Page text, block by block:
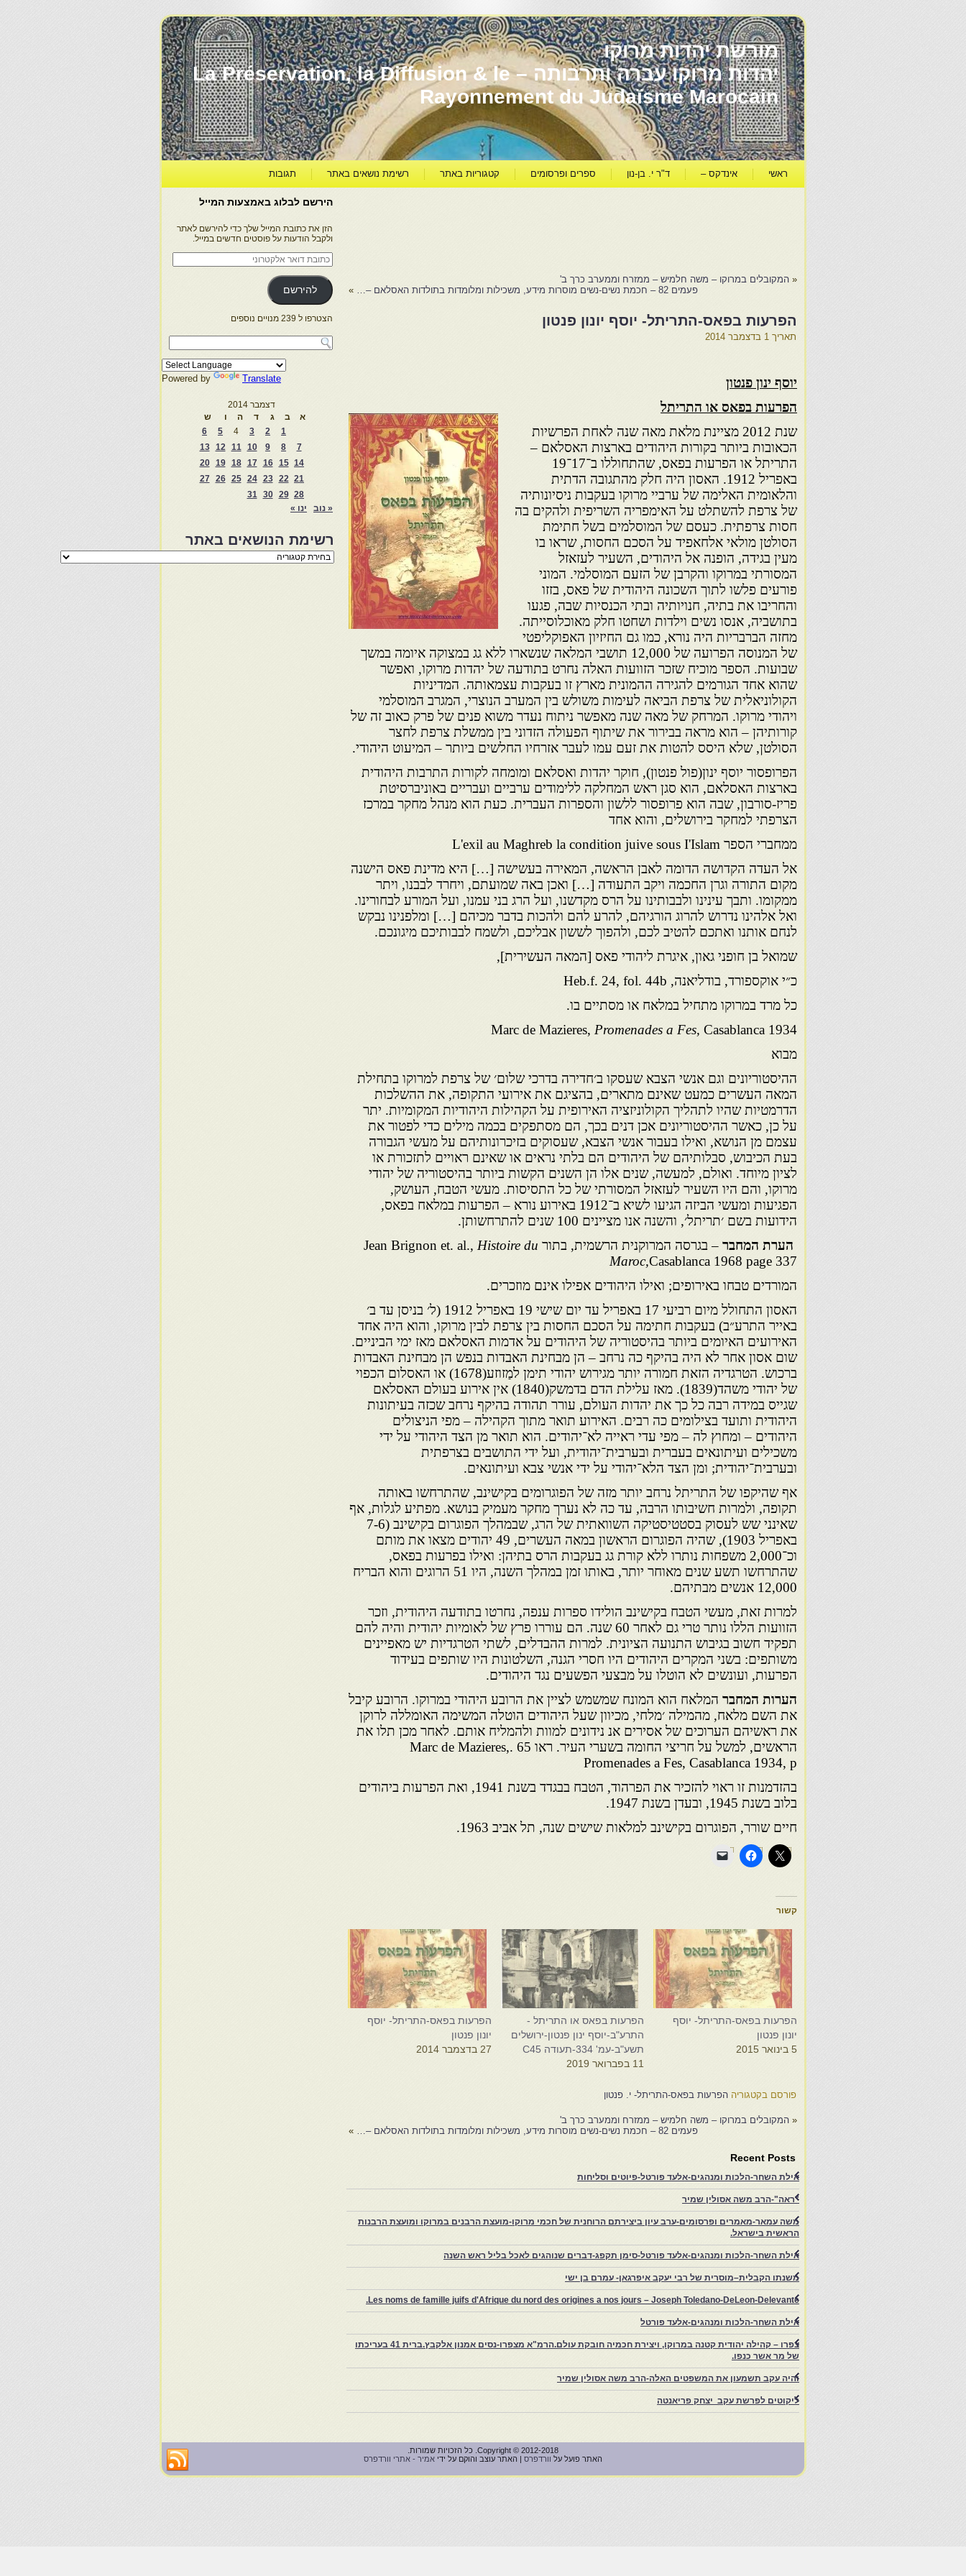
מורשת יהדות מרוקו
יהדות מרוקו עברה ותרבותה – La Préservation, la Diffusion & le
Rayonnement du Judaïsme Marocain
ראשי אינדקס – ד"ר י. בן-נון ספרים ופרסומים קטגוריות באתר רשימת נושאים באתר תגובות
« המקובלים במרוקו – משה חלמיש – ממזרח וממערב כרך ב'
פעמים 82 – חכמת נשים-נשים מוסרות מידע, משכילות ומלומדות בתולדות האסלאם –…
»
הפרעות בפאס-התריתל- יוסף יונון פנטון
תאריך 1 בדצמבר 2014
יוסף ינון פנטון
הפרעות בפאס או התריתל
שנת 2012 מציינת מלאת מאה שנה לאחת הפרשיות
הכאובות ביותר בקורות היהודים בארצות האסלאם –
התריתל או הפרעות בפאס, שהתחוללו ב־17־19
באפריל 1912. האסון היה חלק מהתגובה הדתית
והלאומית האלימה של ערביי מרוקו בעקבות ניסיונותיה
של צרפת להשתלט על האימפריה השריפית ולהקים בה
חסות צרפתית. כעסם של המוסלמים בשל חתימת
הסולטן מולאי אלחאפיד על הסכם החסות, שראו בו
מעין בגידה, הופנה אל היהודים, השעיר לעזאזל
המסורתי במרוקו והקרבן של הזעם המוסלמי. המוני
פורעים פלשו לתוך השכונה היהודית של פאס, בזזו
והחריבו את בתיה, חנויותיה ובתי הכנסיות שבה, פגעו
בתושביה, אנסו נשים וילדות ושחטו חלק מאוכלוסייתה.
מחזה הברבריות היה נורא, כמו גם החיזיון האפוקליפטי
של המנוסה הפרועה של 12,000 תושבי המלאה שנשארו ללא גג במצוקה איומה במשך
שבועות. הספר מוכיח שזכר הזוועות האלה נחרט בתודעה של יהדות מרוקו, ואפשר
שהוא אחד הגורמים להגירה ההמונית מארץ זו בעקבות עצמאותה. המדיניות
הקולוניאלית של צרפת הביאה לעימות משולש בין המערב הנוצרי, המגרב המוסלמי
ויהודי מרוקו. המרחק של מאה שנה מאפשר ניתוח נעדר משוא פנים של פרק כאוב זה של
קורותיהן – הוא מראה בבירור את שיתוף הפעולה הזדוני בין ממשלת צרפת לחצר
הסולטן, שלא היסס להטות את זעם עמו לעבר אזרחיו החלשים ביותר – המיעוט היהודי.
הפרופסור יוסף ינון(פול פנטון), חוקר יהדות ואסלאם ומומחה לקורות התרבות היהודית
בארצות האסלאם, הוא סגן ראש המחלקה ללימודים ערביים ועבריים באוניברסיטת
פריז-סורבון, שבה הוא פרופסור ללשון והספרות העברית. כעת הוא מנהל מחקר במרכז
הצרפתי למחקר בירושלים, והוא אחד
ממחברי הספר L'exil au Maghreb la condition juive sous I'Islam
אל העדה הקדושה הדומה לאבן הראשה, המאירה בעשישה […] היא מדינת פאס הישנה
מקום התורה וגרן החכמה ויקב התעודה […] ואכן באה שמועתם, ויחרד לבבנו, ויתר
ממקומו. ותבך עינינו ולבבותינו על הרס מקדשנו, ועל הרג בני עמנו, ועל המורע לבחורינו.
ואל אלהינו נדרוש להרוג הורגיהם, להרע להם ולהכות בדבר מכיהם […] ומלפנינו נבקש
לנחם אותנו ואתכם להטיב לכם, ולהפוך לששון אבליכם, ולשמח לבבותיכם מיגונכם.
שמואל בן חופני גאון, איגרת ליהודי פאס [המאה העשירית],
כ״י אוקספורד, בודליאנה, Heb.f. 24, fol. 44b
כל מרד במרוקו מתחיל במלאח או מסתיים בו.
Marc de Mazieres, Promenades a Fes, Casablanca 1934
מבוא
ההיסטוריונים וגם אנשי הצבא שעסקו ב׳חדירה בדרכי שלום׳ של צרפת למרוקו בתחילת
המאה העשרים כמעט שאינם מתארים, בהציגם את אירועי התקופה, את ההשלכות
הדרמטיות שהיו לתהליך הקולוניזציה האירופית על הקהילות היהודיות המקומיות. יתר
על כן, כאשר ההיסטוריונים אכן דנים בכך, הם מסתפקים בכמה מילים כדי לפטור את
עצמם מן הנושא, ואילו בעבור אנשי הצבא, שעסוקים בזיכרונותיהם על מעשי הגבורה
בעת הכיבוש, סבלותיהם של היהודים הם בלתי נראים או שאינם ראויים לתזכורת או
לציון מיוחד. ואולם, למעשה, שנים אלו הן השנים הקשות ביותר בהיסטוריה של יהודי
מרוקו, והם היו השעיר לעזאזל המסורתי של כל התסיסות. מעשי הטבח, העושק,
הפגיעות ומעשי הביזה הגיעו לשיא ב־1912 באירוע נורא – הפרעות במלאח בפאס,
הידועות בשם ׳תריתל׳, והשנה אנו מציינים 100 שנים להתרחשותן.
הערת המחבר – בגרסה המרוקנית הרשמית, בתור Jean Brignon et. al., Histoire du
Maroc,Casablanca 1968 page 337
המורדים טבחו באירופים; ואילו היהודים אפילו אינם מוזכרים.
האסון התחולל מיום רביעי 17 באפריל עד יום שישי 19 באפריל 1912 (ל׳ בניסן עד ב׳
באייר התרע״ב) בעקבות חתימה על הסכם החסות בין צרפת לבין מרוקו, והוא היה אחד
האירועים האיומים ביותר בהיסטוריה של היהודים על אדמות האסלאם מאז ימי הביניים.
שום אסון אחר לא היה בהיקף כה נרחב – הן מבחינת האבדות בנפש הן מבחינת האבדות
ברכוש. הטרגדיה הזאת חמורה יותר מגירוש יהודי תימן למַזוזע(1678) או האסלום הכפוי
של יהודי משהד(1839). מאז עלילת הדם בדמשק(1840) אין אירוע בעולם האסלאם
שגייס במידה רבה כל כך את יהדות העולם, עורר תהודה בהיקף נרחב שכזה בעיתונות
היהודית ותועד בצילומים כה רבים. האירוע תואר מתוך הקהילה – מפי הניצולים
היהודים – ומחוץ לה – מפי עדי ראייה לא־יהודים. הוא תואר מן הצד היהודי על ידי
משכילים ועיתונאים בעברית ובערבית־יהודית, ועל ידי התושבים בצרפתית
ובערבית־יהודית; ומן הצד הלא־יהודי על ידי אנשי צבא ועיתונאים.
אף שהיקפו של התריתל נרחב יותר מזה של הפוגרומים בקישינב, שהתרחשו באותה
תקופה, ולמרות חשיבותו הרבה, עד כה לא נערך מחקר מעמיק בנושא. מפתיע לגלות, אף
שאינני שש לעסוק בסטטיסטיקה השוואתית של הרג, שבמהלך הפוגרום בקישינב (7-6
באפריל 1903), שהיה הפוגרום הראשון במאה העשרים, 49 יהודים מצאו את מותם
וכ־2,000 משפחות נותרו ללא קורת גג בעקבות הרס בתיהן: ואילו בפרעות בפאס,
שהתרחשו תשע שנים מאוחר יותר, באותו זמן במהלך השנה, היו 51 הרוגים והוא הבריח
12,000 אנשים מבתיהם.
למרות זאת, מעשי הטבח בקישינב הולידו ספרות ענפה, נחרטו בתודעה היהודית, וזכר
הזוועות הללו נותר טרי גם לאחר 60 שנה. הם עוררו פרץ של לאומיות יהודית והיה להם
תפקיד חשוב בגיבוש התנועה הציונית. למרות ההבדלים, לשתי הטרגדיות יש מאפיינים
משותפים: בשני המקרים היהודים היו חסרי הגנה, השלטונות היו שותפים בעידוד
הפרעות, ועונשים לא הוטלו על מבצעי הפשעים נגד היהודים.
הערות המחבר המלאח הוא המונח שמשמש לציין את הרובע היהודי במרוקו. הרובע קיבל
את השם מלאח, מהמילה ׳מלחי, מכיוון שעל היהודים הוטלה המשימה האומללה לרוקן
את ראשיהם הערוכים של אסירים אנ נידונים למוות ולהמליח אותם. לאחר מכן תלו את
הראשים, למשל על חריצי החומה בשערי העיר. ראו 65 .Marc de Mazieres,
Promenades a Fes, Casablanca 1934, p
בהזדמנות זו ראוי להזכיר את הפרהוד, הטבח בבגדד בשנת 1941, ואת הפרעות ביהודים
בלוב בשנת 1945, ובעדן בשנת 1947.
חיים שורר, הפוגרום בקישינב למלאות שישים שנה, תל אביב 1963.
קשור
הפרעות בפאס-התריתל- יוסף
יונון פנטון
5 בינואר 2015
הפרעות בפאס או התריתל -
התרע"ב-יוסף ינון פנטון-ירושלים
תשע"ב-עמ' 334-תעודה C45
11 בפברואר 2019
הפרעות בפאס-התריתל- יוסף
יונון פנטון
27 בדצמבר 2014
פורסם בקטגוריה הפרעות בפאס-התריתל- י. פנטון
« המקובלים במרוקו – משה חלמיש – ממזרח וממערב כרך ב'
פעמים 82 – חכמת נשים-נשים מוסרות מידע, משכילות ומלומדות בתולדות האסלאם –…
»
Recent Posts
אילת השחר-הלכות ומנהגים-אלעד פורטל-פיוטים וסליחות
"ראה"-הרב משה אסולין שמיר
משה עמאר-מאמרים ופרסומים-ערב עיון ביצירתם הרוחנית של חכמי מרוקו-מועצת הרבנים במרוקו ומועצת הרבנות
הראשית בישראל.
אילת השחר-הלכות ומנהגים-אלעד פורטל-סימן תקפג-דברים שנוהגים לאכל בליל ראש השנה
משנתו הקבלית–מוסרית של רבי יעקב איפרגאן- עמרם בן ישי
Les noms de famille juifs d'Afrique du nord des origines a nos jours – Joseph Toledano-DeLeon-Delevante.
אילת השחר-הלכות ומנהגים-אלעד פורטל
צפרו – קהילה יהודית קטנה במרוקו, ויצירת חכמיה חובקת עולם.הרמ"א מצפרו-נסים אמנון אלקבץ.ברית 41 בעריכתו
של מר אשר כנפו.
והיה עקב תשמעון את המשפטים האלה-הרב משה אסולין שמיר
ליקוטים לפרשת עקב יצחק פריאנטה
הירשם לבלוג באמצעות המייל
הזן את כתובת המייל שלך כדי להירשם לאתר
ולקבל הודעות על פוסטים חדשים במייל.
כתובת
דואר
אלקטרוני
להירשם
הצטרפו ל 239 מנויים נוספים
Powered by Translate
דצמבר 2014
א
ב ג ד ה ו
ש
1
2
3
4
5
6
7
8
9
10
11
12
13
14
15
16
17
18
19
20
21
22
23
24
25
26
27
28
29
30
31
« נוב
ינו »
רשימת הנושאים באתר
רשימת
הנושאים
Copyright © 2012-2018. כל הזכויות שמורות.
האתר פועל על וורדפרס | האתר עוצב והוקם על ידי אמיר - אתרי וורדפרס